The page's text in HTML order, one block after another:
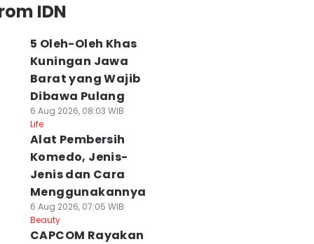
IDN
5 Oleh-Oleh Khas
Kuningan Jawa
Barat yang Wajib
Dibawa Pulang
6 Aug 2026, 08:03 WIB
Life
Alat Pembersih
Komedo, Jenis-
Jenis dan Cara
Menggunakannya
6 Aug 2026, 07:05 WIB
Beauty
CAPCOM Rayakan